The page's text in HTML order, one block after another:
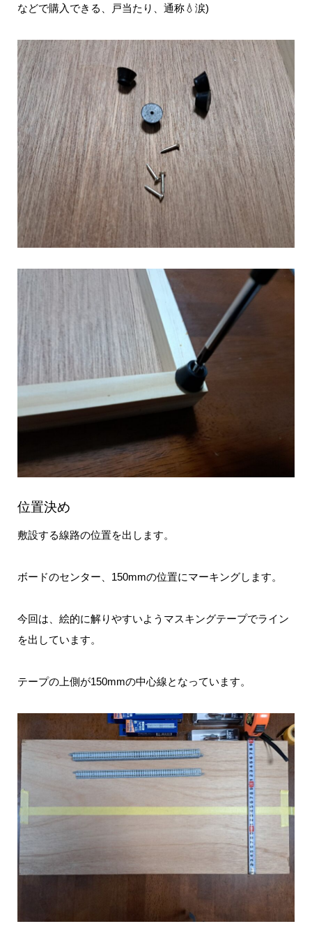
などで購入できる、戸当たり、通称💧涙)
位置決め
敷設する線路の位置を出します。
ボードのセンター、150mmの位置にマーキングします。
今回は、絵的に解りやすいようマスキングテープでライン
を出しています。
テープの上側が150mmの中心線となっています。